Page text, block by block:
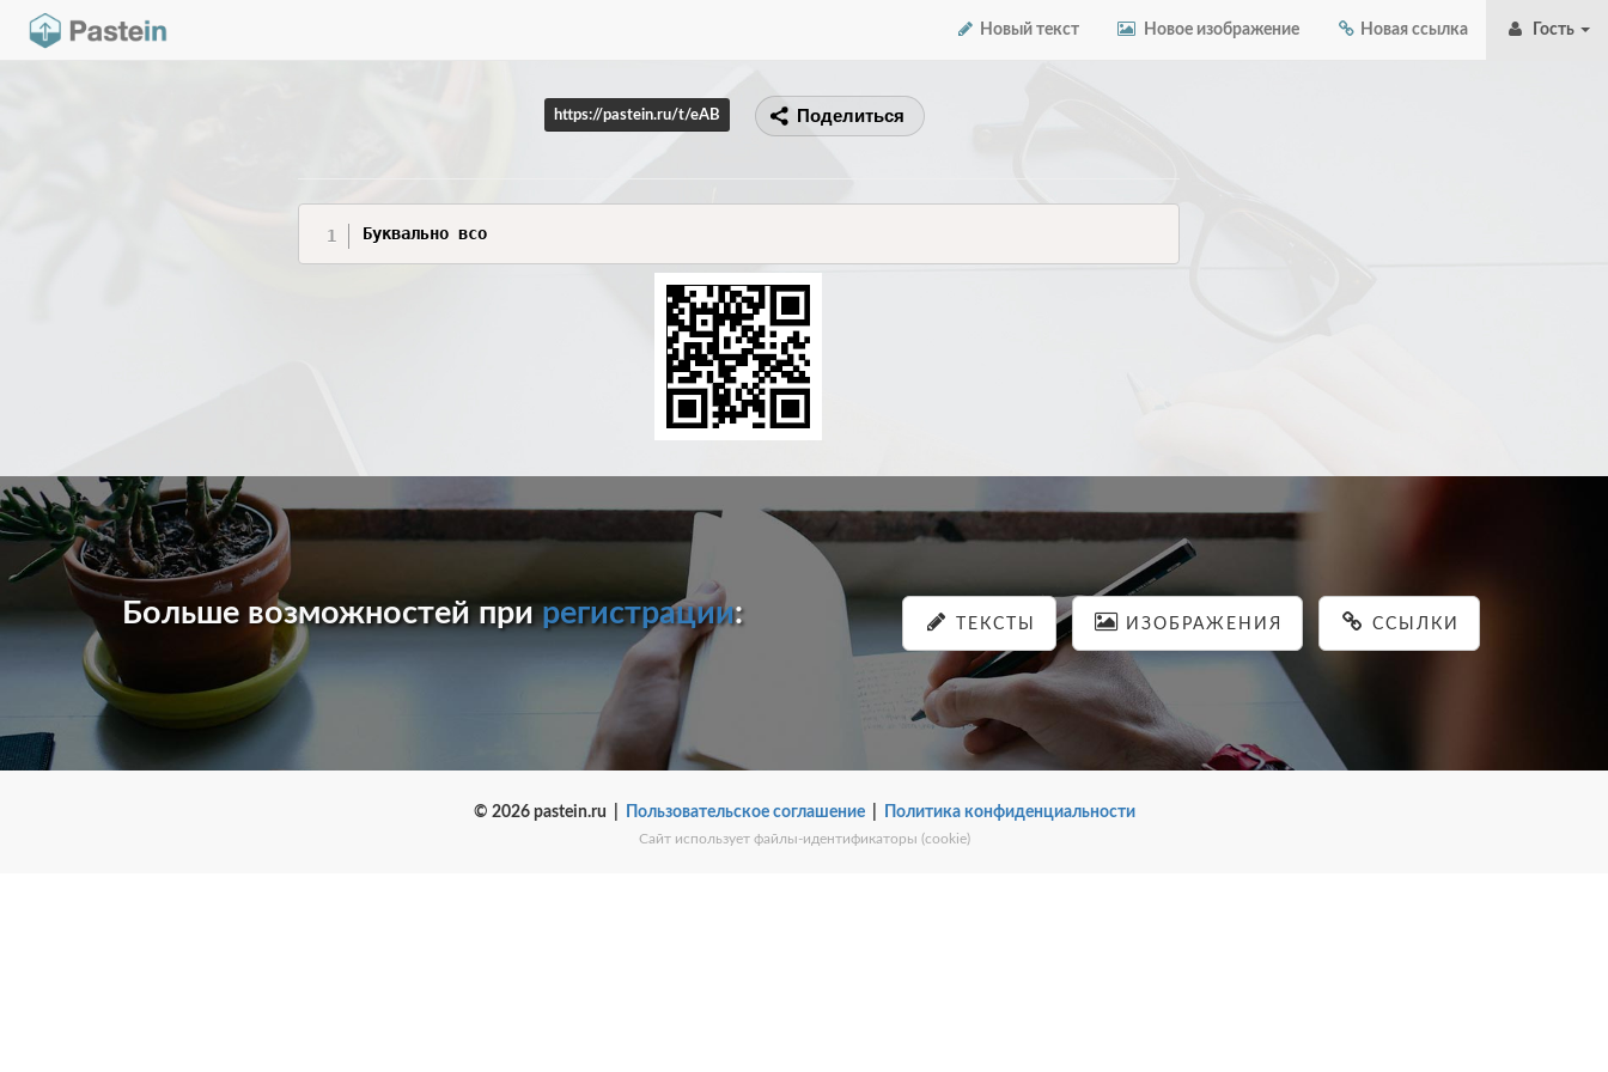
Новый текст Новое изображение Новая ссылка Гость
https://pastein.ru/t/eAB Поделиться
Буквально всо
Больше возможностей прирегистрации: ТЕКСТЫ ИЗОБРАЖЕНИЯ ССЫЛКИ
© 2026 pastein.ru | Пользовательское соглашение| Политика конфиденциальности
Сайт использует файлы-идентификаторы (cookie)